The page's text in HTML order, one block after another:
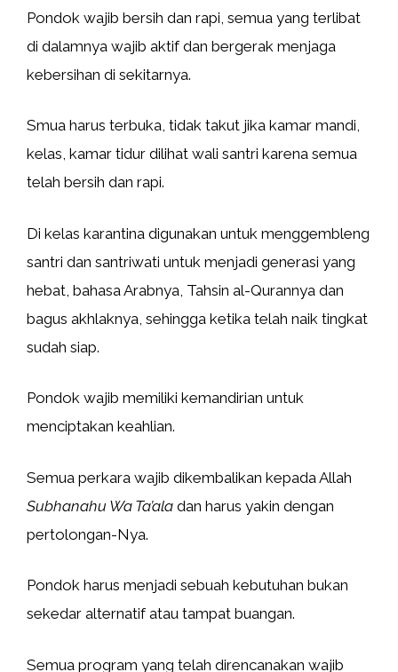
Pondok wajib bersih dan rapi, semua yang terlibat
di dalamnya wajib aktif dan bergerak menjaga
kebersihan di sekitarnya.
Smua harus terbuka, tidak takut jika kamar mandi,
kelas, kamar tidur dilihat wali santri karena semua
telah bersih dan rapi.
Di kelas karantina digunakan untuk menggembleng
santri dan santriwati untuk menjadi generasi yang
hebat, bahasa Arabnya, Tahsin al-Qurannya dan
bagus akhlaknya, sehingga ketika telah naik tingkat
sudah siap.
Pondok wajib memiliki kemandirian untuk
menciptakan keahlian.
Semua perkara wajib dikembalikan kepada Allah
Subhanahu Wa Ta’ala dan harus yakin dengan
pertolongan-Nya.
Pondok harus menjadi sebuah kebutuhan bukan
sekedar alternatif atau tampat buangan.
Semua program yang telah direncanakan wajib